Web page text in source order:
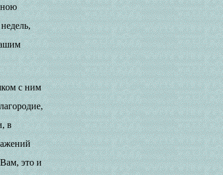
с ним
в
это и